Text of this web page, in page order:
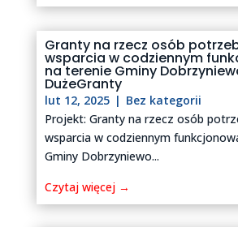
Granty na rzecz osób
wsparcia w codziennym
na terenie Gminy
DużeGranty
lut 12, 2025 | Bez kategorii
Projekt: Granty na rzecz osób
wsparcia w codziennym
Gminy Dobrzyniewo...
Czytaj więcej →